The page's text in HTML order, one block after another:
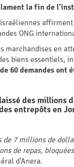
la fin de
ONG
marchandises en
biens essentiels,
60 demandes ont
des millions
entrepôts en
de 7 millions de
de repas,
d’Anera.